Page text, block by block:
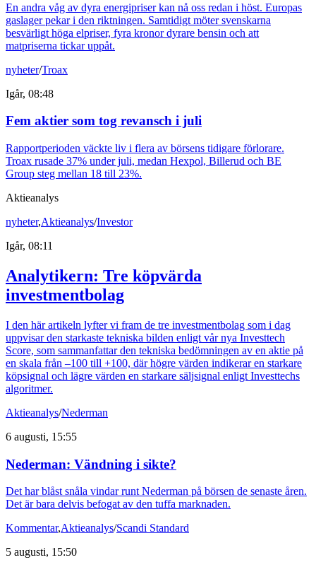
En andra våg av dyra energipriser kan nå oss redan i höst. Europas
gaslager pekar i den riktningen. Samtidigt möter svenskarna
besvärligt höga elpriser, fyra kronor dyrare bensin och att
matpriserna tickar uppåt.
nyheter/Troax
Igår, 08:48
Fem aktier som tog revansch i juli
Rapportperioden väckte liv i flera av börsens tidigare förlorare.
Troax rusade 37% under juli, medan Hexpol, Billerud och BE
Group steg mellan 18 till 23%.
Aktieanalys
nyheter,Aktieanalys/Investor
Igår, 08:11
Analytikern: Tre köpvärda
investmentbolag
I den här artikeln lyfter vi fram de tre investmentbolag som i dag
uppvisar den starkaste tekniska bilden enligt vår nya Investtech
Score, som sammanfattar den tekniska bedömningen av en aktie på
en skala från –100 till +100, där högre värden indikerar en starkare
köpsignal och lägre värden en starkare säljsignal enligt Investtechs
algoritmer.
Aktieanalys/Nederman
6 augusti, 15:55
Nederman: Vändning i sikte?
Det har blåst snåla vindar runt Nederman på börsen de senaste åren.
Det är bara delvis befogat av den tuffa marknaden.
Kommentar,Aktieanalys/Scandi Standard
5 augusti, 15:50